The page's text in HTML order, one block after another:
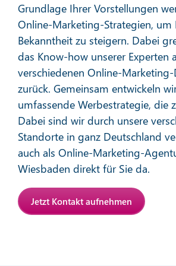
Affiliate-
Mehr erfahren
Grundlage Ihrer Vorstellungen
Online-Marketing-Strategien, um
Bekanntheit zu steigern. Dabei
das Know-how unserer Experten
verschiedenen Online-
zurück. Gemeinsam entwickeln
umfassende Werbestrategie, die
Dabei sind wir durch unsere
Standorte in ganz Deutschland
auch als Online-Marketing-
Wiesbaden direkt für Sie da.
Jetzt Kontakt aufnehmen